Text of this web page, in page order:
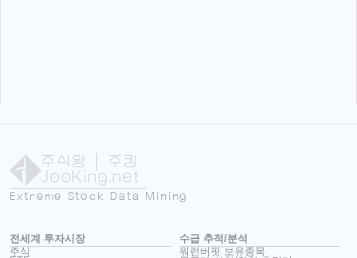
주식왕 | 주킹
JooKing.net
Extreme Stock Data Mining
전세계 투자시장
주식
수급 추적/분석
워런버핏 보유종목